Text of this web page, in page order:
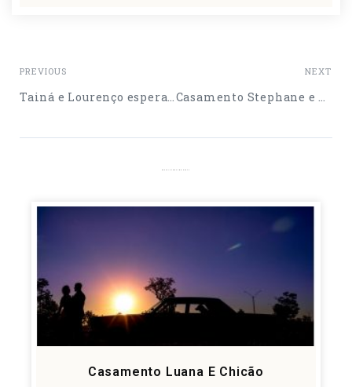
PREVIOUS NEXT
Casamento Luana E Chicão